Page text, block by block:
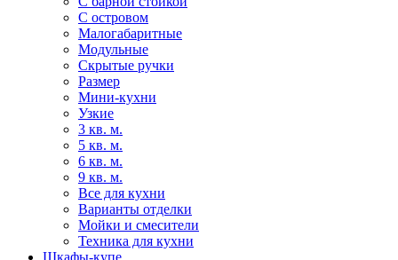
С островом
Малогабаритные
Модульные
Скрытые ручки
Размер
Мини-кухни
Узкие
3 кв. м.
5 кв. м.
6 кв. м.
9 кв. м.
Все для кухни
Варианты отделки
Мойки и смесители
Техника для кухни
Шкафы-купе